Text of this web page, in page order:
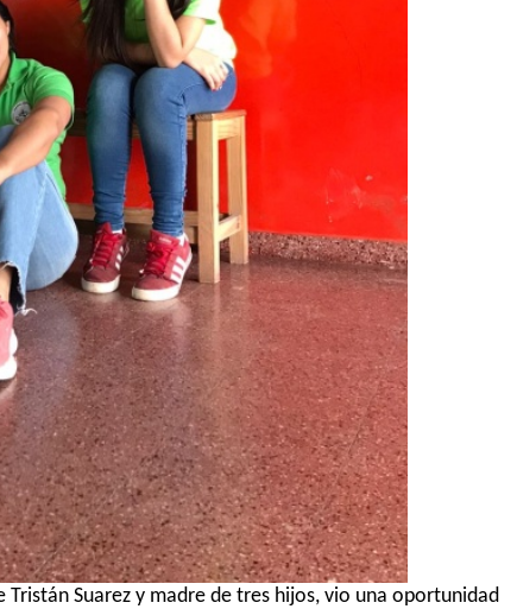
Suarez y madre de tres hijos, vio una oportunidad